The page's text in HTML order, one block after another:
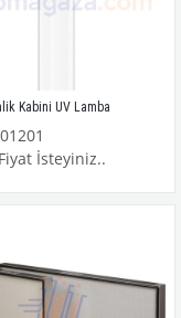
Kabini UV Lamba
İsteyiniz..